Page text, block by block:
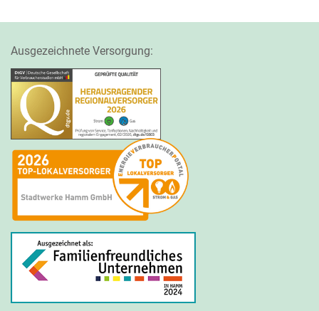
Ausgezeichnete Versorgung: